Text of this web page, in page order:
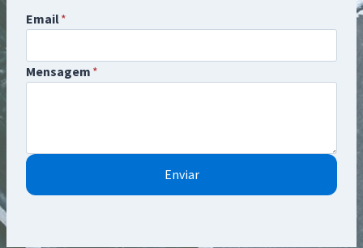
Email*
Mensagem *
Enviar